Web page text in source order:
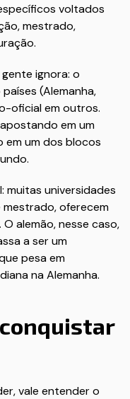
voltados
mestrado,
ignora: o
(Alemanha,
oficial em outros.
em um
um dos blocos
muitas universidades
mestrado, oferecem
alemão, nesse caso,
a ser um
pesa em
na Alemanha.
conquistar
vale entender o